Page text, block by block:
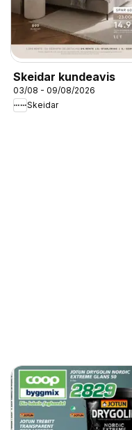
Skeidar kundeavis
03/08 - 09/08/2026
Skeidar